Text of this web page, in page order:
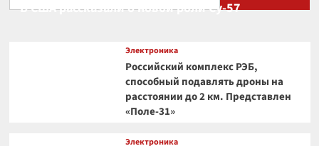
В США рассказали о новой роли Су-57
Электроника
Российский комплекс РЭБ,
способный подавлять дроны на
расстоянии до 2 км. Представлен
«Поле-31»
Электроника